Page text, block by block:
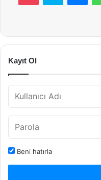
Kayıt Ol
Beni hatırla